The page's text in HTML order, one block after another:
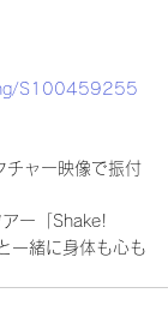
S100459255
チャー映像で振付
ー「Shake!
一緒に身体も心も